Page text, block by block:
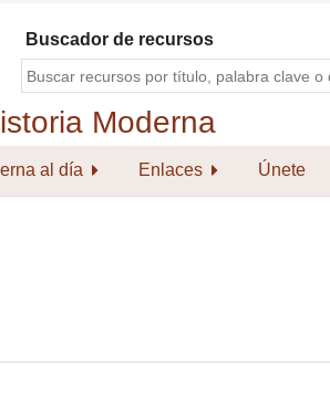
Buscador de recursos
al día Enlaces Únete